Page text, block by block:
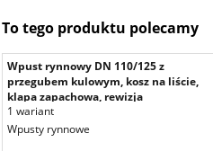
To tego produktu polecamy
Wpust rynnowy DN 110/125 z
przegubem kulowym, kosz na liście,
klapa zapachowa, rewizja
1 wariant
Wpusty rynnowe